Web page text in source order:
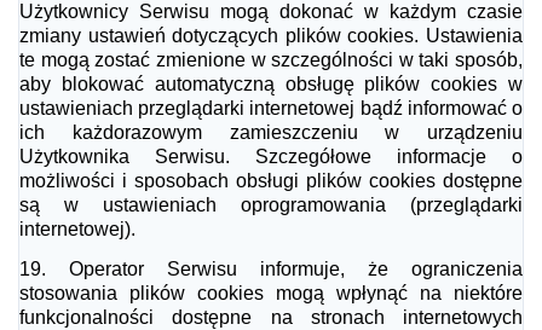
Użytkownicy Serwisu mogą dokonać w każdym czasie
zmiany ustawień dotyczących plików cookies. Ustawienia
te mogą zostać zmienione w szczególności w taki sposób,
aby blokować automatyczną obsługę plików cookies w
ustawieniach przeglądarki internetowej bądź informować o
ich każdorazowym zamieszczeniu
w urządzeniu
Użytkownika Serwisu. Szczegółowe informacje o
możliwości i sposobach obsługi plików cookies dostępne
są w ustawieniach oprogramowania (przeglądarki
internetowej).
19. Operator Serwisu informuje, że ograniczenia
stosowania plików cookies mogą wpłynąć na
niektóre
funkcjonalności dostępne na stronach internetowych